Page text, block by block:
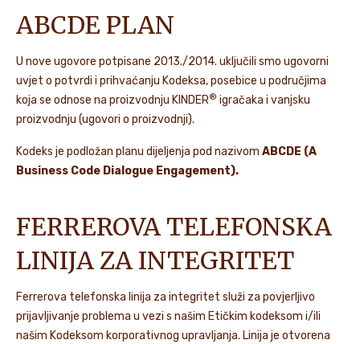
ABCDE PLAN
U nove ugovore potpisane 2013./2014. uključili smo ugovorni
uvjet o potvrdi i prihvaćanju Kodeksa, posebice u područjima
koja se odnose na proizvodnju KINDER® igračaka i vanjsku
proizvodnju (ugovori o proizvodnji).
Kodeks je podložan planu dijeljenja pod nazivom ABCDE (A
Business Code Dialogue Engagement).
FERREROVA TELEFONSKA
LINIJA ZA INTEGRITET
Ferrerova telefonska linija za integritet služi za povjerljivo
prijavljivanje problema u vezi s našim Etičkim kodeksom i/ili
našim Kodeksom korporativnog upravljanja. Linija je otvorena